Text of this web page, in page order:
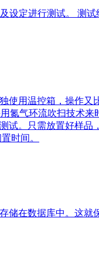
设定进行测试。 测
使用温控箱，操作又
氮气环流吹扫技术
。只需放置好样品
时间。
储在数据库中。这就